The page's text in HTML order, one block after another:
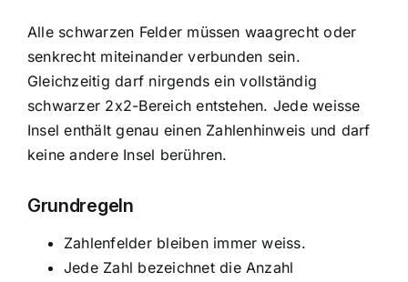
Alle schwarzen Felder müssen waagrecht oder
senkrecht miteinander verbunden sein.
Gleichzeitig darf nirgends ein vollständig
schwarzer 2x2-Bereich entstehen. Jede weisse
Insel enthält genau einen Zahlenhinweis und darf
keine andere Insel berühren.
Grundregeln
Zahlenfelder bleiben immer weiss.
Jede Zahl bezeichnet die Anzahl